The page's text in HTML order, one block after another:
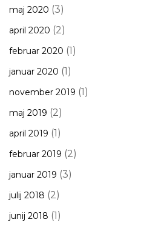
maj 2020 (3)
april 2020 (2)
februar 2020 (1)
januar 2020 (1)
november 2019 (1)
maj 2019 (2)
april 2019 (1)
februar 2019 (2)
januar 2019 (3)
julij 2018 (2)
junij 2018 (1)